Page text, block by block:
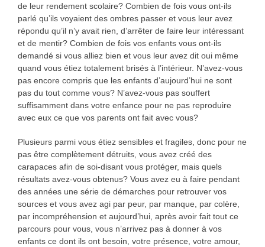
de leur rendement scolaire? Combien de fois vous ont-ils
parlé qu’ils voyaient des ombres passer et vous leur avez
répondu qu’il n’y avait rien, d’arrêter de faire leur intéressant
et de mentir? Combien de fois vos enfants vous ont-ils
demandé si vous alliez bien et vous leur avez dit oui même
quand vous étiez totalement brisés à l’intérieur. N’avez-vous
pas encore compris que les enfants d’aujourd’hui ne sont
pas du tout comme vous? N’avez-vous pas souffert
suffisamment dans votre enfance pour ne pas reproduire
avec eux ce que vos parents ont fait avec vous?
Plusieurs parmi vous étiez sensibles et fragiles, donc pour ne
pas être complètement détruits, vous avez créé des
carapaces afin de soi-disant vous protéger, mais quels
résultats avez-vous obtenus? Vous avez eu à faire pendant
des années une série de démarches pour retrouver vos
sources et vous avez agi par peur, par manque, par colère,
par incompréhension et aujourd’hui, après avoir fait tout ce
parcours pour vous, vous n’arrivez pas à donner à vos
enfants ce dont ils ont besoin, votre présence, votre amour,